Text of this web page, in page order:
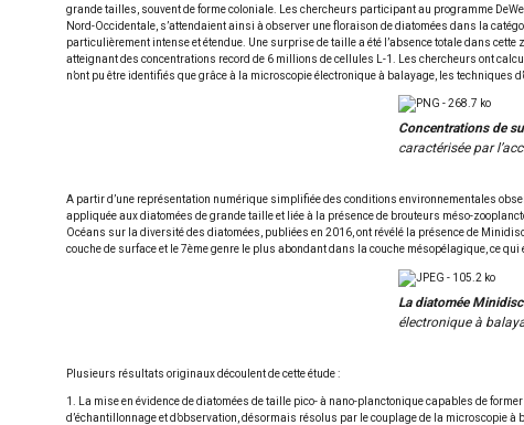
grande tailles, souvent de forme coloniale. Les chercheurs participant au programme
Nord-Occidentale, s’attendaient ainsi à observer une floraison de diatomées dans la
particulièrement intense et étendue. Une surprise de taille a été l’absence totale dans
atteignant des concentrations record de 6 millions de cellules L-1. Les chercheurs ont
n’ont pu être identifiés que grâce à la microscopie électronique à balayage, les
Concentrations de
caractérisée par
A partir d’une représentation numérique simplifiée des conditions environnementales
appliquée aux diatomées de grande taille et liée à la présence de brouteurs méso-
Océans sur la diversité des diatomées, publiées en 2016, ont révélé la présence de
couche de surface et le 7ème genre le plus abondant dans la couche mésopélagique, ce
La diatomée
électronique à
Plusieurs résultats originaux découlent de cette étude :
La mise en évidence de diatomées de taille pico- à nano-planctonique capables de
d’échantillonnage et d’observation, désormais résolus par le couplage de la microscopie à